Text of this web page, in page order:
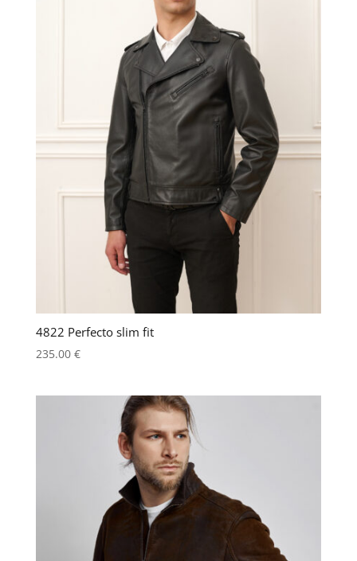
4822 Perfecto slim fit
235.00 €